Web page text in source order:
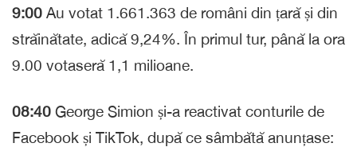
9:00 Au votat 1.661.363 de români din țară și din
străinătate, adică 9,24%. În primul tur, până la ora
9.00 votaseră 1,1 milioane.
08:40 George Simion și-a reactivat conturile de
Facebook și TikTok, după ce sâmbătă anunțase: